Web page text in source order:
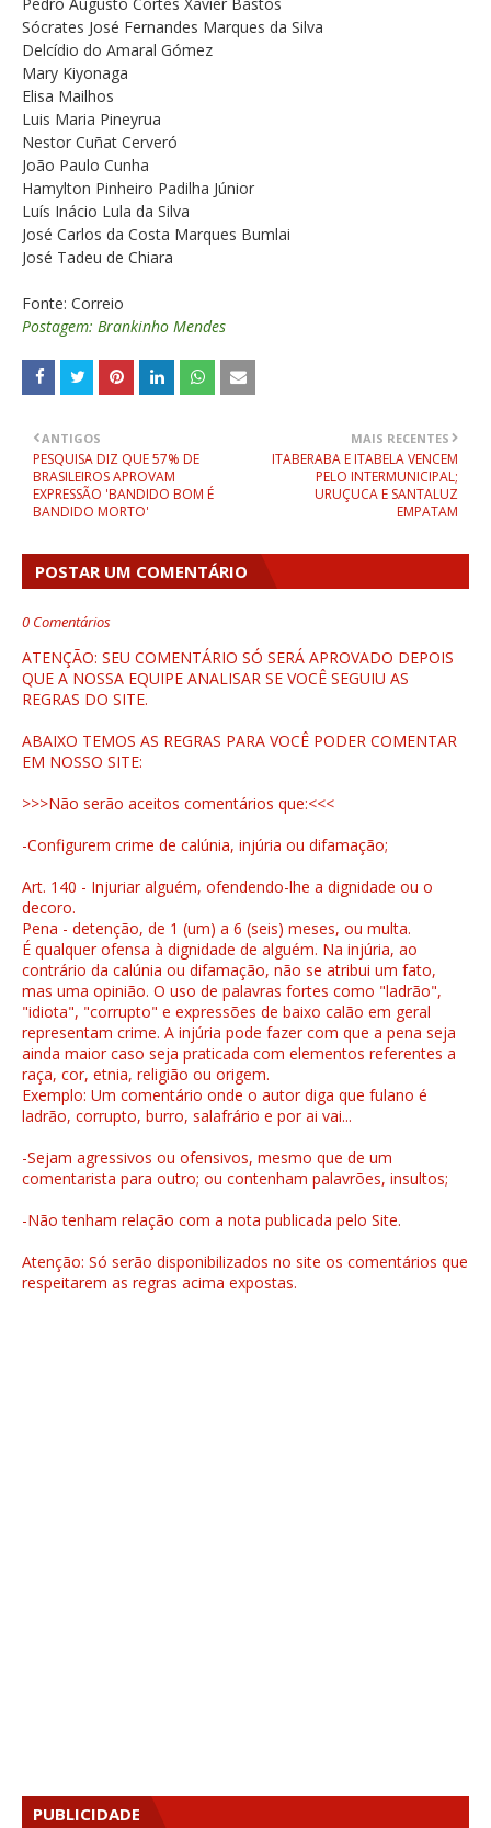
Sócrates José Fernandes Marques da Silva
Delcídio do Amaral Gómez
Mary Kiyonaga
Elisa Mailhos
Luis Maria Pineyrua
Nestor Cuñat Cerveró
João Paulo Cunha
Hamylton Pinheiro Padilha Júnior
Luís Inácio Lula da Silva
José Carlos da Costa Marques Bumlai
José Tadeu de Chiara
Fonte: Correio
Postagem: Brankinho Mendes
MAIS RECENTES
ITABERABA E ITABELA VENCEM
PELO INTERMUNICIPAL;
URUÇUCA E SANTALUZ
EMPATAM
ANTIGOS
PESQUISA DIZ QUE 57% DE
BRASILEIROS APROVAM
EXPRESSÃO 'BANDIDO BOM É
BANDIDO MORTO'
POSTAR UM COMENTÁRIO
0 Comentários
ATENÇÃO: SEU COMENTÁRIO SÓ SERÁ APROVADO DEPOIS
QUE A NOSSA EQUIPE ANALISAR SE VOCÊ SEGUIU AS
REGRAS DO SITE.
ABAIXO TEMOS AS REGRAS PARA VOCÊ PODER COMENTAR
EM NOSSO SITE:
>>>Não serão aceitos comentários que:<<<
-Configurem crime de calúnia, injúria ou difamação;
Art. 140 - Injuriar alguém, ofendendo-lhe a dignidade ou o
decoro.
Pena - detenção, de 1 (um) a 6 (seis) meses, ou multa.
É qualquer ofensa à dignidade de alguém. Na injúria, ao
contrário da calúnia ou difamação, não se atribui um fato,
mas uma opinião. O uso de palavras fortes como "ladrão",
"idiota", "corrupto" e expressões de baixo calão em geral
representam crime. A injúria pode fazer com que a pena seja
ainda maior caso seja praticada com elementos referentes a
raça, cor, etnia, religião ou origem.
Exemplo: Um comentário onde o autor diga que fulano é
ladrão, corrupto, burro, salafrário e por ai vai...
-Sejam agressivos ou ofensivos, mesmo que de um
comentarista para outro; ou contenham palavrões, insultos;
-Não tenham relação com a nota publicada pelo Site.
Atenção: Só serão disponibilizados no site os comentários que
respeitarem as regras acima expostas.
PUBLICIDADE